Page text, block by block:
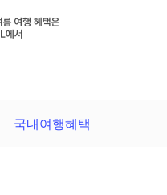
국내여행혜택